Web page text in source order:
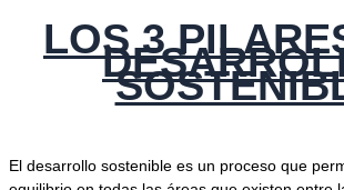
LOS 3
El desarrollo sostenible es un proceso que